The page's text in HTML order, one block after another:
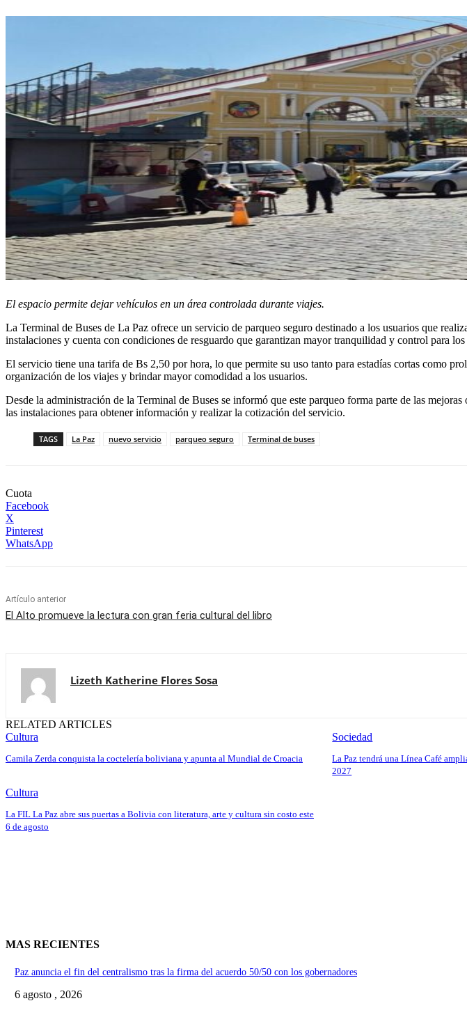
El espacio permite dejar vehículos en un área controlada durante viajes.
La Terminal de Buses de La Paz ofrece un servicio de parqueo seguro destinado a los usuarios que
instalaciones y cuenta con condiciones de resguardo que garantizan mayor tranquilidad y control para
El servicio tiene una tarifa de Bs 2,50 por hora, lo que permite su uso tanto para estadías cortas como
organización de los viajes y brindar mayor comodidad a los usuarios.
Desde la administración de la Terminal de Buses se informó que este parqueo forma parte de las
las instalaciones para obtener información y realizar la cotización del servicio.
TAGS La Paz nuevo servicio parqueo seguro Terminal de buses
Cuota
Facebook
X
Pinterest
WhatsApp
Artículo anterior
El Alto promueve la lectura con gran feria cultural del libro
Lizeth Katherine Flores Sosa
RELATED ARTICLES
Cultura
Camila Zerda conquista la coctelería boliviana y apunta al Mundial de Croacia
Sociedad
La Paz tendrá una Línea Café
2027
Cultura
La FIL La Paz abre sus puertas a Bolivia con literatura, arte y cultura sin costo este
6 de agosto
MAS RECIENTES
Paz anuncia el fin del centralismo tras la firma del acuerdo 50/50 con los gobernadores
6 agosto , 2026